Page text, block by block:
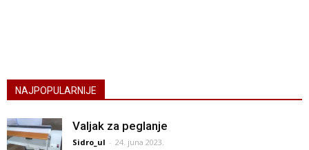
NAJPOPULARNIJE
Valjak za peglanje
Sidro_ul - 24. juna 2023.